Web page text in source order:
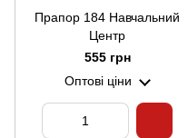
Прапор 184 Навчальний
Центр
555 грн
Оптові ціни